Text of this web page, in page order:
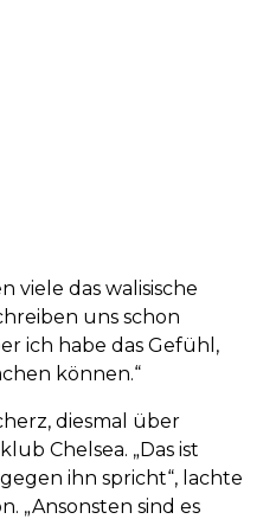
viele das walisische
uns schon
ich habe das Gefühl,
können.“
diesmal über
Chelsea. „Das ist
ihn spricht“, lachte
„Ansonsten sind es